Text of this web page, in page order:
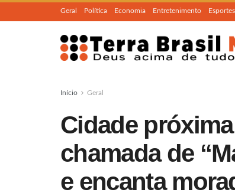
Geral Política Economia Entretenimento Esportes
Início Geral
Cidade
chamada de
e encanta